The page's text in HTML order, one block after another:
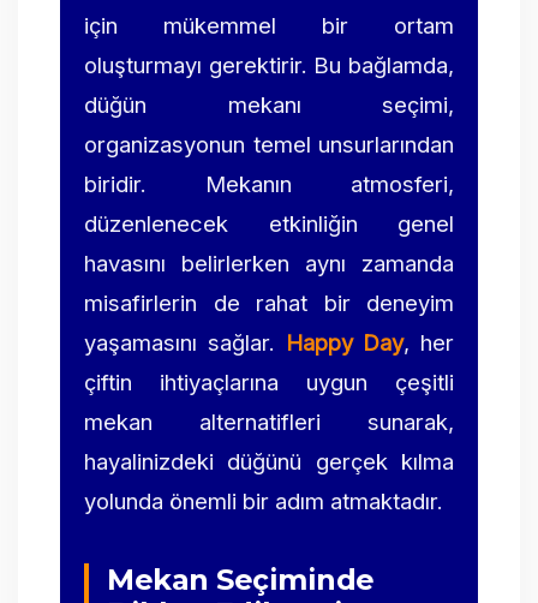
için mükemmel bir ortam
oluşturmayı gerektirir. Bu bağlamda,
düğün mekanı seçimi,
organizasyonun temel unsurlarından
biridir. Mekanın atmosferi,
düzenlenecek etkinliğin genel
havasını belirlerken aynı zamanda
misafirlerin de rahat bir deneyim
yaşamasını sağlar. Happy Day, her
çiftin ihtiyaçlarına uygun çeşitli
mekan alternatifleri sunarak,
hayalinizdeki düğünü gerçek kılma
yolunda önemli bir adım atmaktadır.
Mekan Seçiminde